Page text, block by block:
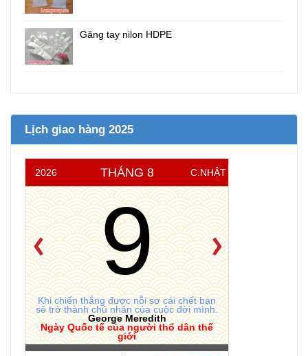
Găng tay nilon HDPE
Lịch giao hàng 2025
2026 THÁNG 8 C.NHẬT
9
Khi chiến thắng được nỗi sợ cái chết bạn
sẽ trở thành chủ nhân của cuộc đời mình.
George Meredith
Ngày Quốc tế của người thổ dân thế
giới